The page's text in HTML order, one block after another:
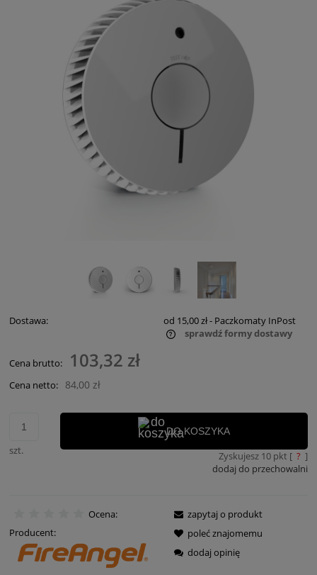
Dostawa: od 15,00 zł- Paczkomaty InPost
sprawdź formy dostawy
Cena brutto: 103,32 zł
Cena netto: 84,00 zł
szt.
DO KOSZYKA
Zyskujesz 10pkt [ ? ]
dodaj do przechowalni
Ocena:
Producent:
zapytaj o produkt
poleć znajomemu
dodaj opinię